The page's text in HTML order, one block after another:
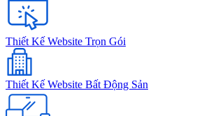
Thiết Kế Website Trọn Gói
Thiết Kế Website Bất Động Sản